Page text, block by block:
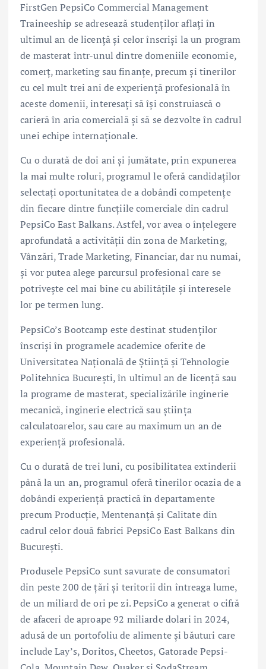
FirstGen PepsiCo Commercial Management
Traineeship se adresează studenților aflați în
ultimul an de licență și celor înscriși la un program
de masterat într-unul dintre domeniile economie,
comerț, marketing sau finanțe, precum și tinerilor
cu cel mult trei ani de experiență profesională în
aceste domenii, interesați să își construiască o
carieră în aria comercială și să se dezvolte în cadrul
unei echipe internaționale.
Cu o durată de doi ani și jumătate, prin expunerea
la mai multe roluri, programul le oferă candidaților
selectați oportunitatea de a dobândi competențe
din fiecare dintre funcțiile comerciale din cadrul
PepsiCo East Balkans. Astfel, vor avea o înțelegere
aprofundată a activității din zona de Marketing,
Vânzări, Trade Marketing, Financiar, dar nu numai,
și vor putea alege parcursul profesional care se
potrivește cel mai bine cu abilitățile și interesele
lor pe termen lung.
PepsiCo’s Bootcamp este destinat studenților
înscriși în programele academice oferite de
Universitatea Națională de Știință și Tehnologie
Politehnica București, în ultimul an de licență sau
la programe de masterat, specializările inginerie
mecanică, inginerie electrică sau știința
calculatoarelor, sau care au maximum un an de
experiență profesională.
Cu o durată de trei luni, cu posibilitatea extinderii
până la un an, programul oferă tinerilor ocazia de a
dobândi experiență practică în departamente
precum Producție, Mentenanță și Calitate din
cadrul celor două fabrici PepsiCo East Balkans din
București.
Produsele PepsiCo sunt savurate de consumatori
din peste 200 de țări și teritorii din întreaga lume,
de un miliard de ori pe zi. PepsiCo a generat o cifră
de afaceri de aproape 92 miliarde dolari în 2024,
adusă de un portofoliu de alimente și băuturi care
include Lay’s, Doritos, Cheetos, Gatorade Pepsi-